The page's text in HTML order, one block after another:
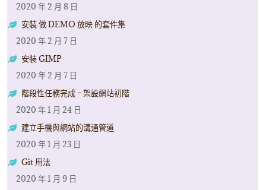
2020 年 2 月 8 日
安裝 做 DEMO 放映 的套件集
2020 年 2 月 7 日
安裝 GIMP
2020 年 2 月 7 日
階段性任務完成 – 架設網站初階
2020 年 1 月 24 日
建立手機與網站的溝通管道
2020 年 1 月 23 日
Git 用法
2020 年 1 月 9 日